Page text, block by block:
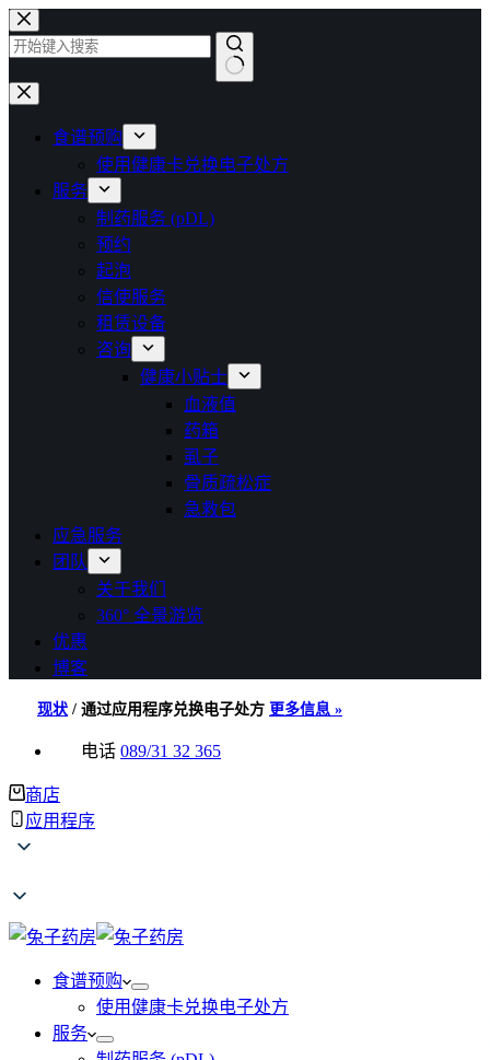
跳
至
容
无
食谱预购
使用健康卡兑换电子处方
服务
制药服务 (pDL)
预约
起泡
信使服务
租赁设备
咨询
健康小贴士
血液值
药箱
虱子
骨质疏松症
急救包
应急服务
团队
关于我们
360° 全景游览
优惠
博客
现状 / 通过应用程序兑换电子处方 更多信息 »
电话 089/31 32 365
商店
应用程序
食谱预购
使用健康卡兑换电子处方
服务